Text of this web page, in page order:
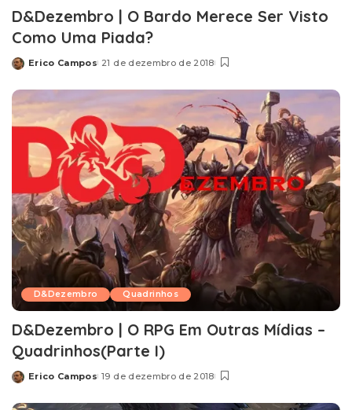
D&Dezembro | O Bardo Merece Ser Visto
Como Uma Piada?
Posted
Erico Campos 21 de dezembro de 2018
D&Dezembro Quadrinhos
D&Dezembro | O RPG Em Outras Mídias –
Quadrinhos(Parte I)
Posted
Erico Campos 19 de dezembro de 2018